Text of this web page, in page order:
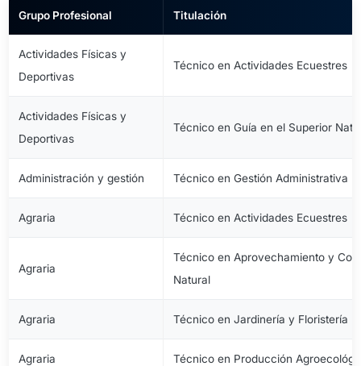
Grupo Profesional Titulación
Actividades Físicas y
Deportivas
Técnico en Actividades Ecuestres
Actividades Físicas y
Deportivas
Técnico en Guía en el Superior
Administración y gestión Técnico en Gestión Administrativa
Agraria Técnico en Actividades Ecuestres
Agraria
Técnico en Aprovechamiento y
Natural
Agraria Técnico en Jardinería y Floristería
Agraria Técnico en Producción